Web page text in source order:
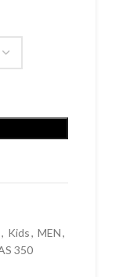
, Kids, MEN,